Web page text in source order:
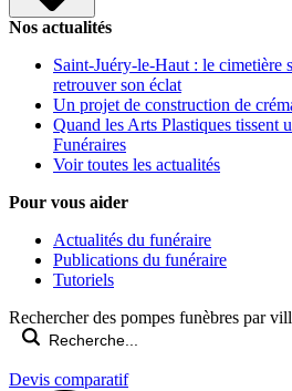
Nos actualités
Saint-Juéry-le-Haut : le cimetière
retrouver son éclat
Un projet de construction de
Quand les Arts Plastiques tissent
Funéraires
Voir toutes les actualités
Pour vous aider
Actualités du funéraire
Publications du funéraire
Tutoriels
Rechercher des pompes funèbres par
Devis comparatif